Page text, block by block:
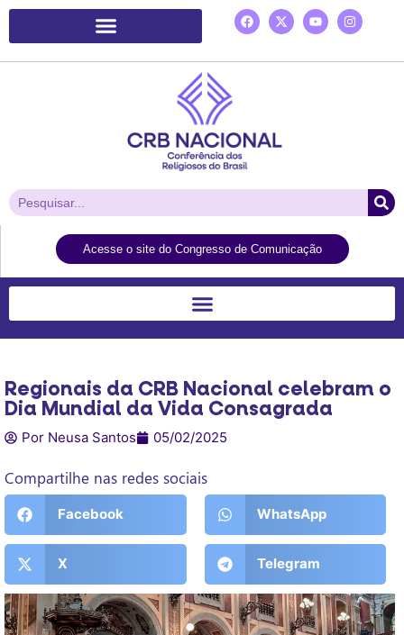
Acesse o site do Congresso de Comunicação
Regionais da CRB Nacional celebram o
Dia Mundial da Vida Consagrada
Por Neusa Santos 05/02/2025
Compartilhe nas redes sociais
Facebook WhatsApp
X Telegram